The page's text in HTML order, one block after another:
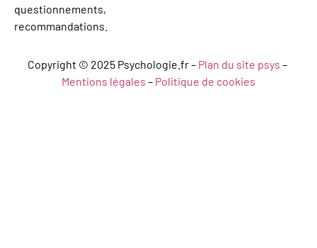
questionnements,
recommandations.
Copyright © 2025 Psychologie.fr – Plan du site psys –
Mentions légales – Politique de cookies